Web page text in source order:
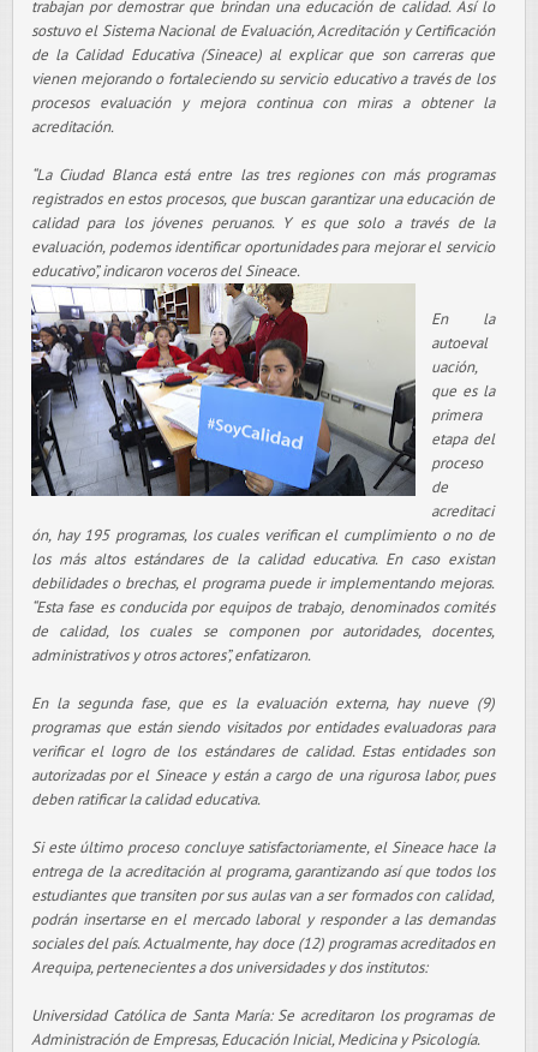
trabajan por demostrar que brindan una educación de calidad. Así lo
sostuvo el Sistema Nacional de Evaluación, Acreditación y Certificación
de la Calidad Educativa (Sineace) al explicar que son carreras que
vienen mejorando o fortaleciendo su servicio educativo a través de los
procesos evaluación y mejora continua con miras a obtener la
acreditación.
“La Ciudad Blanca está entre las tres regiones con más programas
registrados en estos procesos, que buscan garantizar una educación de
calidad para los jóvenes peruanos. Y es que solo a través de la
evaluación, podemos identificar oportunidades para mejorar el servicio
educativo”, indicaron voceros del Sineace.
En la
autoeval
uación,
que es la
primera
etapa del
proceso
de
acreditaci
ón, hay 195 programas, los cuales verifican el cumplimiento o no de
los más altos estándares de la calidad educativa. En caso existan
debilidades o brechas, el programa puede ir implementando mejoras.
“Esta fase es conducida por equipos de trabajo, denominados comités
de calidad, los cuales se componen por autoridades, docentes,
administrativos y otros actores”, enfatizaron.
En la segunda fase, que es la evaluación externa, hay nueve (9)
programas que están siendo visitados por entidades evaluadoras para
verificar el logro de los estándares de calidad. Estas entidades son
autorizadas por el Sineace y están a cargo de una rigurosa labor, pues
deben ratificar la calidad educativa.
Si este último proceso concluye satisfactoriamente, el Sineace hace la
entrega de la acreditación al programa, garantizando así que todos los
estudiantes que transiten por sus aulas van a ser formados con calidad,
podrán insertarse en el mercado laboral y responder a las demandas
sociales del país. Actualmente, hay doce (12) programas acreditados en
Arequipa, pertenecientes a dos universidades y dos institutos:
Universidad Católica de Santa María: Se acreditaron los programas de
Administración de Empresas, Educación Inicial, Medicina y Psicología.